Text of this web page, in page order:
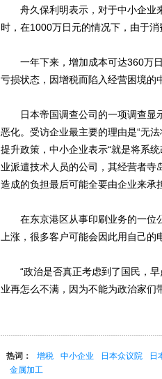
舟久保利明表示，对于中小企业
时，在1000万日元的情况下，由于
一年下来，增加成本可达360万日
亏损状态，因增税而陷入经营困境的
日本帝国调查公司的一项调查显
恶化。受访企业最主要的理由是“无
提升政策，中小企业表示“就是将系
业派遣技术人员的公司，其经营者
造成的负担最后可能全要由企业来承
在东京港区从事印刷业务的一位
上涨，很多客户可能会因此用自己的
“政治是否真正考虑到了国民，早
业再怎么不满，因为不能为政治家们
热词： 增税 中小企业 日本众议院 日
金属加工